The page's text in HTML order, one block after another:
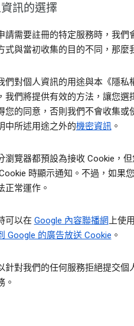
訊的選擇
請需要註冊的特定服務時，我
式與當初收集的目的不同，那麼
們對個人資訊的用途與本《隱
我們將提供有效的方法，讓您
您的同意，否則我們不會收集
中所述用途之外的機密資訊。
瀏覽器都預設為接收 Cookie，
時顯示通知。不過，如果
正常運作。
可以在 Google 內容聯播網上使用
Google 的廣告放送 Cookie 。
針對我們的任何服務拒絕提交個
。